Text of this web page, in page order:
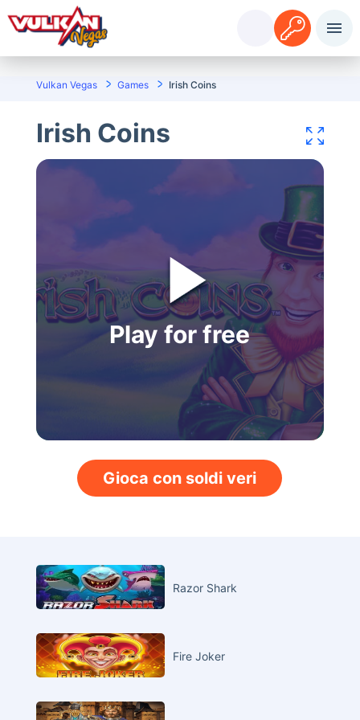
Registrazione
Vulkan Vegas Games Irish Coins
Razor Shark
Fire Joker
Irish Coins
Play for free
Gioca con soldi veri